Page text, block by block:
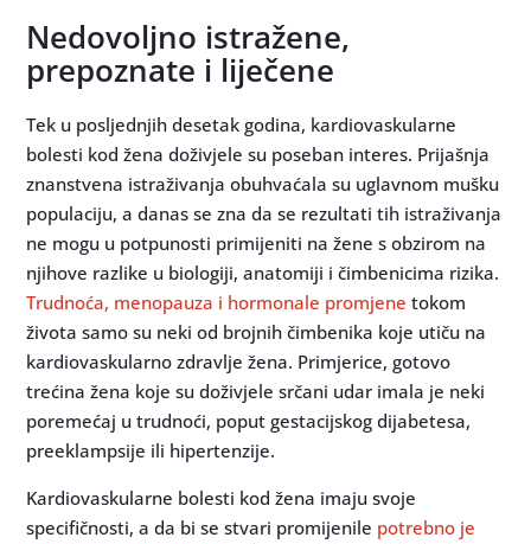
Nedovoljno istražene,
prepoznate i liječene
Tek u posljednjih desetak godina, kardiovaskularne
bolesti kod žena doživjele su poseban interes. Prijašnja
znanstvena istraživanja obuhvaćala su uglavnom mušku
populaciju, a danas se zna da se rezultati tih istraživanja
ne mogu u potpunosti primijeniti na žene s obzirom na
njihove razlike u biologiji, anatomiji i čimbenicima rizika.
Trudnoća, menopauza i hormonale promjene tokom
života samo su neki od brojnih čimbenika koje utiču na
kardiovaskularno zdravlje žena. Primjerice, gotovo
trećina žena koje su doživjele srčani udar imala je neki
poremećaj u trudnoći, poput gestacijskog dijabetesa,
preeklampsije ili hipertenzije.
Kardiovaskularne bolesti kod žena imaju svoje
specifičnosti, a da bi se stvari promijenile potrebno je